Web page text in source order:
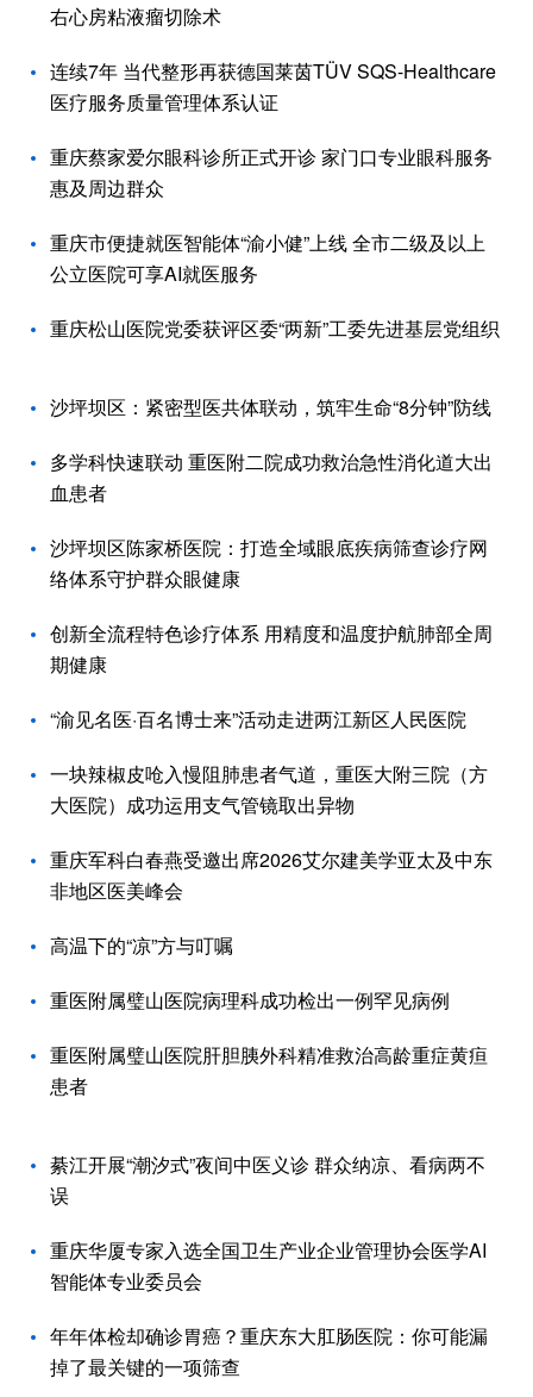
右心房粘液瘤切除术
连续7年 当代整形再获德国莱茵TÜV SQS-Healthcare
医疗服务质量管理体系认证
重庆蔡家爱尔眼科诊所正式开诊 家门口专业眼科服务
惠及周边群众
重庆市便捷就医智能体“渝小健”上线 全市二级及以上
公立医院可享AI就医服务
重庆松山医院党委获评区委“两新”工委先进基层党组织
沙坪坝区：紧密型医共体联动，筑牢生命“8分钟”防线
多学科快速联动 重医附二院成功救治急性消化道大出
血患者
沙坪坝区陈家桥医院：打造全域眼底疾病筛查诊疗网
络体系守护群众眼健康
创新全流程特色诊疗体系 用精度和温度护航肺部全周
期健康
“渝见名医·百名博士来”活动走进两江新区人民医院
一块辣椒皮呛入慢阻肺患者气道，重医大附三院（方
大医院）成功运用支气管镜取出异物
重庆军科白春燕受邀出席2026艾尔建美学亚太及中东
非地区医美峰会
高温下的“凉”方与叮嘱
重医附属璧山医院病理科成功检出一例罕见病例
重医附属璧山医院肝胆胰外科精准救治高龄重症黄疸
患者
綦江开展“潮汐式”夜间中医义诊 群众纳凉、看病两不
误
重庆华厦专家入选全国卫生产业企业管理协会医学AI
智能体专业委员会
年年体检却确诊胃癌？重庆东大肛肠医院：你可能漏
掉了最关键的一项筛查